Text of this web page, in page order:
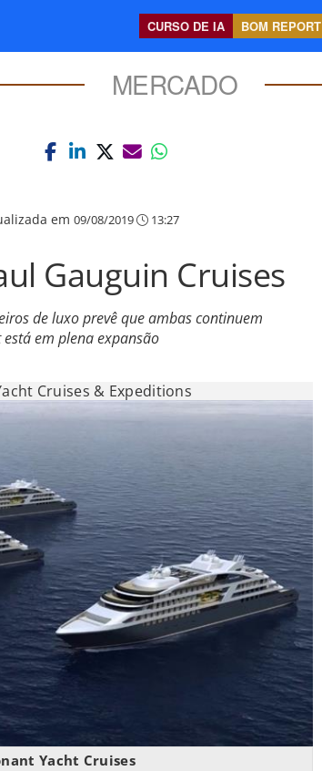
CURSO DE IA BOM REPORT
MERCADO
em 09/08/2019 13:27
Gauguin Cruises
de luxo prevê que ambas continuem
em plena expansão
Cruises & Expeditions
Yacht Cruises